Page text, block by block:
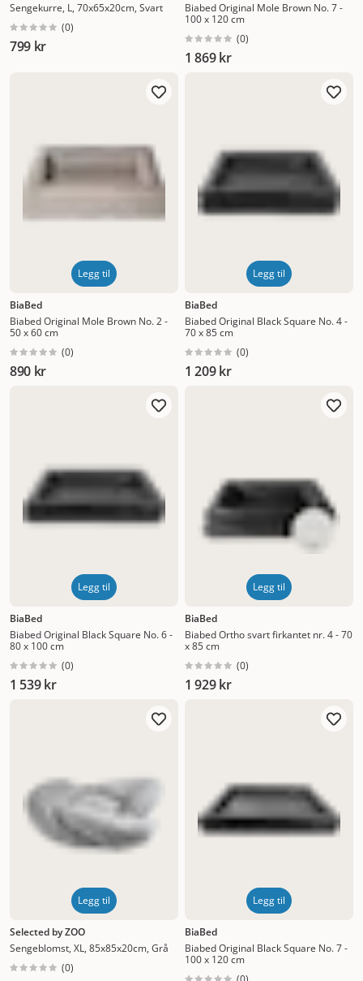
Sengekurre, L, 70x65x20cm, Svart
(0)
799 kr
Biabed Original Mole Brown No. 7 -
100 x 120 cm
(0)
1 869 kr
Legg til
BiaBed
Biabed Original Mole Brown No. 2 -
50 x 60 cm
(0)
890 kr
Legg til
BiaBed
Biabed Original Black Square No. 4 -
70 x 85 cm
(0)
1 209 kr
Legg til
BiaBed
Biabed Original Black Square No. 6 -
80 x 100 cm
(0)
1 539 kr
Legg til
BiaBed
Biabed Ortho svart firkantet nr. 4 - 70
x 85 cm
(0)
1 929 kr
Legg til
Selected by ZOO
Sengeblomst, XL, 85x85x20cm, Grå
(0)
Legg til
BiaBed
Biabed Original Black Square No. 7 -
100 x 120 cm